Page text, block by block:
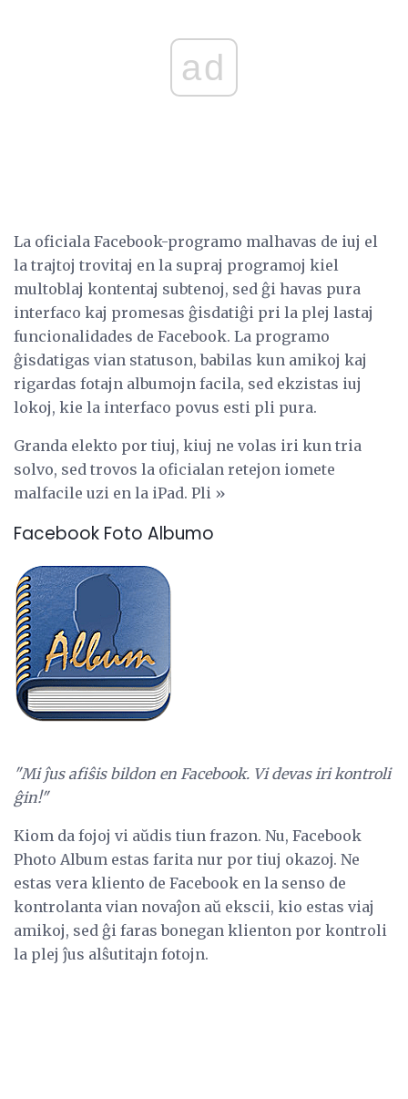
ad
La oficiala Facebook-programo malhavas de iuj el
la trajtoj trovitaj en la supraj programoj kiel
multoblaj kontentaj subtenoj, sed ĝi havas pura
interfaco kaj promesas ĝisdatiĝi pri la plej lastaj
funcionalidades de Facebook. La programo
ĝisdatigas vian statuson, babilas kun amikoj kaj
rigardas fotajn albumojn facila, sed ekzistas iuj
lokoj, kie la interfaco povus esti pli pura.
Granda elekto por tiuj, kiuj ne volas iri kun tria
solvo, sed trovos la oficialan retejon iomete
malfacile uzi en la iPad. Pli »
Facebook Foto Albumo
"Mi ĵus afiŝis bildon en Facebook. Vi devas iri kontroli
ĝin!"
Kiom da fojoj vi aŭdis tiun frazon. Nu, Facebook
Photo Album estas farita nur por tiuj okazoj. Ne
estas vera kliento de Facebook en la senso de
kontrolanta vian novaĵon aŭ ekscii, kio estas viaj
amikoj, sed ĝi faras bonegan klienton por kontroli
la plej ĵus alŝutitajn fotojn.